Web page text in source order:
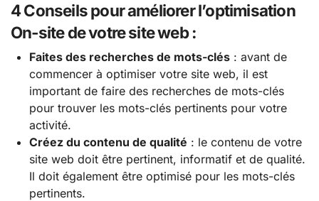
4 Conseils pour améliorer l’optimisation
On-site de votre site web :
Faites des recherches de mots-clés: avant de
commencer à optimiser votre site web, il est
important de faire des recherches de mots-clés
pour trouver les mots-clés pertinents pour votre
activité.
Créez du contenu de qualité : le contenu de votre
site web doit être pertinent, informatif et de qualité.
Il doit également être optimisé pour les mots-clés
pertinents.